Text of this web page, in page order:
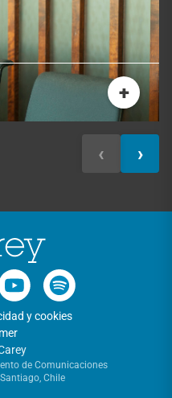
+
‹ ›
y cookies
de Comunicaciones
Chile